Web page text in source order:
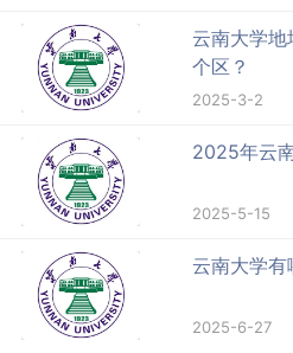
云南大学
个区？
2025-3-2
2025年云
2025-5-15
云南大学有
2025-6-27